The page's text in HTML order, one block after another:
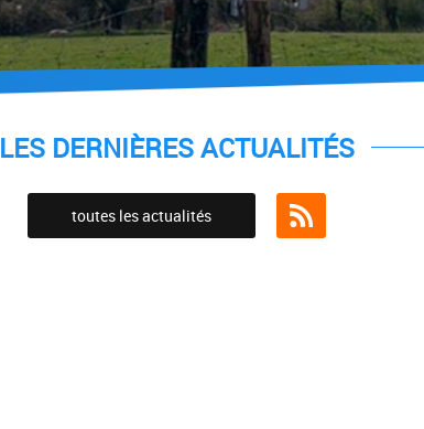
LES DERNIÈRES ACTUALITÉS
toutes les actualités